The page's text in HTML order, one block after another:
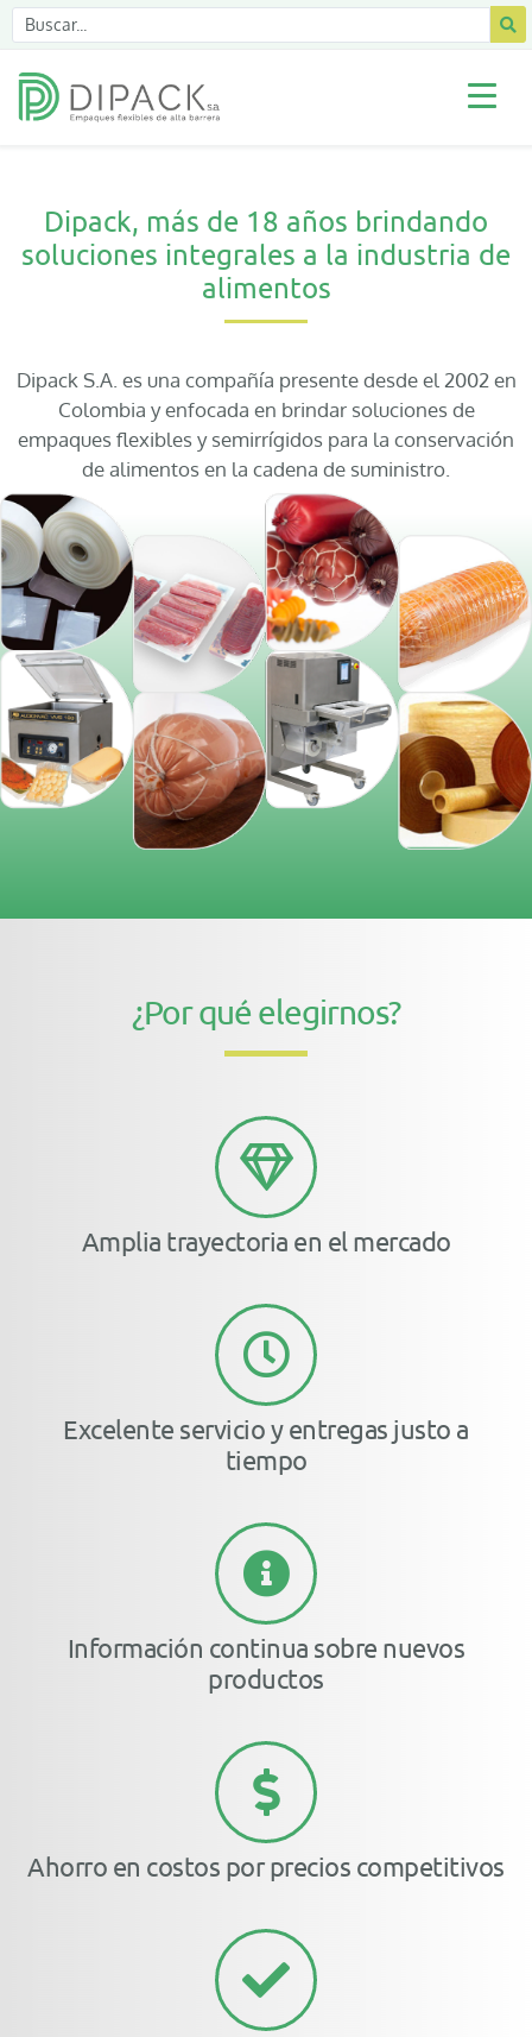
Dipack, más de 18 años brindando
soluciones integrales a la industria de
alimentos
Dipack S.A. es una compañía presente desde el 2002 en
Colombia y enfocada en brindar soluciones de
empaques flexibles y semirrígidos para la conservación
de alimentos en la cadena de suministro.
¿Por qué elegirnos?
Amplia trayectoria en el mercado
Excelente servicio y entregas justo a
tiempo
Información continua sobre nuevos
productos
Ahorro en costos por precios competitivos